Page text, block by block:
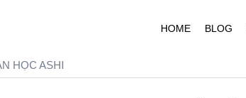
HOME BLOG
HỌC ASHI